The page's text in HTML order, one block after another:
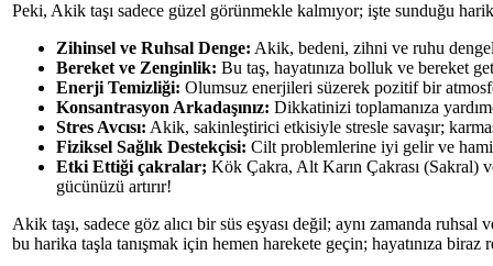
Peki, Akik taşı sadece güzel görünmekle kalmıyor; işte sunduğu
Zihinsel ve Ruhsal Denge: Akik, bedeni, zihni ve ruhu
Bereket ve Zenginlik: Bu taş, hayatınıza bolluk ve bereket
Enerji Temizliği: Olumsuz enerjileri süzerek pozitif bir
Konsantrasyon Arkadaşınız: Dikkatinizi toplamanıza
Stres Avcısı: Akik, sakinleştirici etkisiyle stresle savaşır;
Fiziksel Sağlık Destekçisi: Cilt problemlerine iyi gelir ve
Etki Ettiği çakralar; Kök Çakra, Alt Karın Çakrası (Sakral)
gücünüzü artırır!
Akik taşı, sadece göz alıcı bir süs eşyası değil; aynı zamanda
bu harika taşla tanışmak için hemen harekete geçin; hayatınıza biraz